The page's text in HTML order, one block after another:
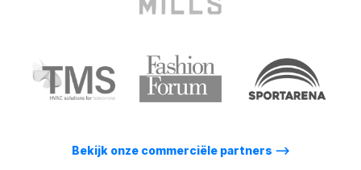
Bekijk onze commerciële partners ⟶